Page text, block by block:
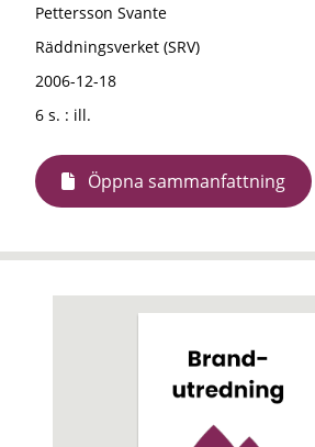
Pettersson Svante
Räddningsverket (SRV)
2006-12-18
6 s. : ill.
Öppna sammanfattning